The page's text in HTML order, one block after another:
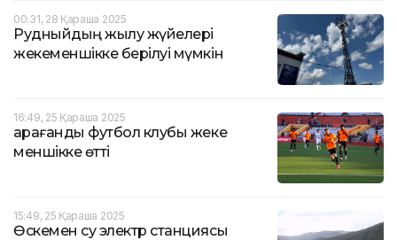
00:31, 28 Қараша 2025
Рудныйдың жылу жүйелері
жекеменшікке берілуі мүмкін
16:49, 25 Қараша 2025
Қарағанды футбол клубы жеке
меншікке өтті
15:49, 25 Қараша 2025
Өскемен су электр станциясы